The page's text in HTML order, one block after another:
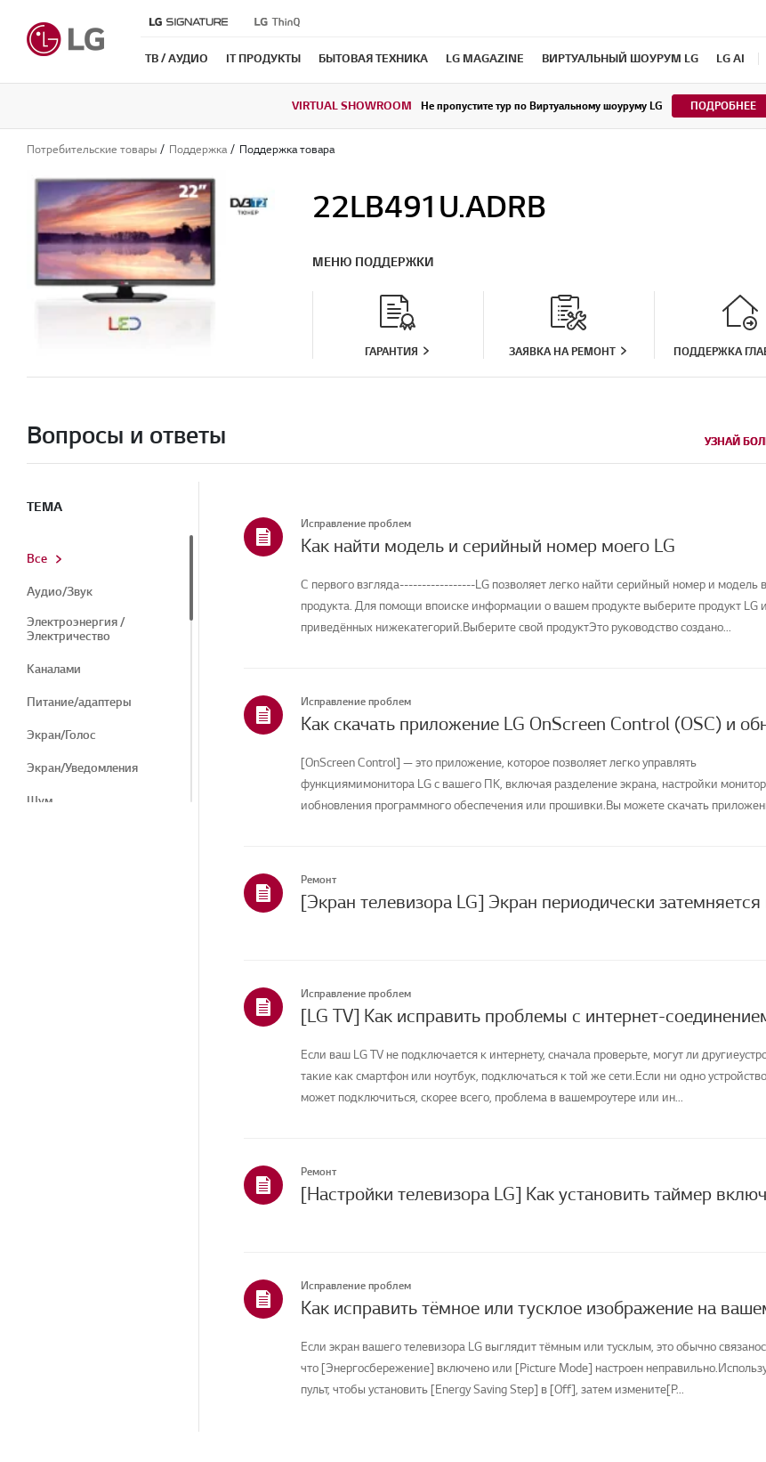
ТВ / АУДИО IT ПРОДУКТЫ БЫТОВАЯ ТЕХНИКА LG MAGAZINE ВИРТУАЛЬНЫЙ ШОУРУМ LG LG AI
VIRTUAL SHOWROOM Не пропустите тур по Виртуальному шоуруму LG ПОДРОБНЕЕ
Потребительские товары Поддержка Поддержка товара
22LB491U.ADRB
МЕНЮ ПОДДЕРЖКИ
ГАРАНТИЯ ЗАЯВКА НА РЕМОНТ ПОДДЕРЖКА
Вопросы и ответы УЗНАЙ
ТЕМА
Все
Аудио/Звук
Электроэнергия /
Электричество
Каналами
Питание/адаптеры
Экран/Голос
Экран/Уведомления
Шум
Исправление проблем
Как найти модель и серийный номер моего LG
С первого взгляда-----------------LG позволяет легко найти серийный номер и модель
продукта. Для помощи впоиске информации о вашем продукте выберите продукт LG
приведённых нижекатегорий.Выберите свой продуктЭто руководство создано...
Исправление проблем
[OnScreen Control] — это приложение, которое позволяет легко управлять
функциямимонитора LG с вашего ПК, включая разделение экрана, настройки
иобновления программного обеспечения или прошивки.Вы можете скачать
Ремонт
Исправление проблем
[LG TV] Как исправить проблемы с интернет-
Если ваш LG TV не подключается к интернету, сначала проверьте, могут ли
такие как смартфон или ноутбук, подключаться к той же сети.Если ни одно
может подключиться, скорее всего, проблема в вашемроутере или ин...
Ремонт
Исправление проблем
Если экран вашего телевизора LG выглядит тёмным или тусклым, это обычно
что [Энергосбережение] включено или [Picture Mode] настроен
пульт, чтобы установить [Energy Saving Step] в [Off], затем измените[P...
УЗНАЙ